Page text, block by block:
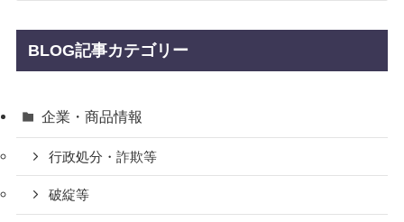
BLOG記事カテゴリー
企業・商品情報
行政処分・詐欺等
破綻等